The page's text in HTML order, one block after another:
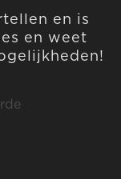
en is
en weet